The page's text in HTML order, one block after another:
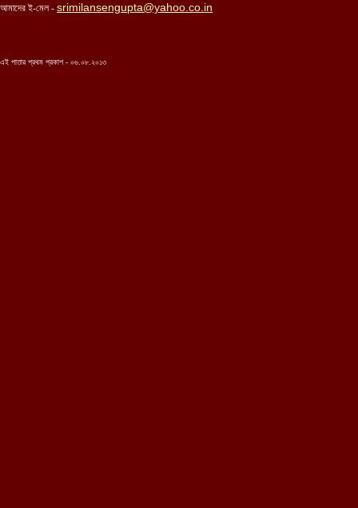
আমাদের ই-মেল - srimilansengupta@yahoo.co.in
এই পাতার প্রথম প্রকাশ - ০৬.০৮.২০১৩